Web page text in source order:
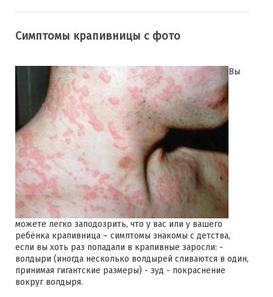
Симптомы крапивницы с фото
Вы
можете легко заподозрить, что у вас или у вашего
ребёнка крапивница – симптомы знакомы с детства,
если вы хоть раз попадали в крапивные заросли: -
волдыри (иногда несколько волдырей сливаются в один,
принимая гигантские размеры) - зуд - покраснение
вокруг волдыря.